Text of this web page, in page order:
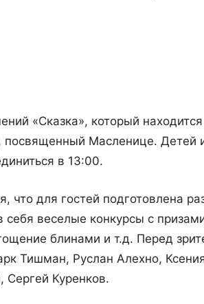
«Сказка», который
посвященный Масленице. Детей
в 13:00.
что для гостей подготовлена
веселые конкурсы с
блинами и т.д. Перед
Тишман, Руслан Алехно,
Сергей Куренков.